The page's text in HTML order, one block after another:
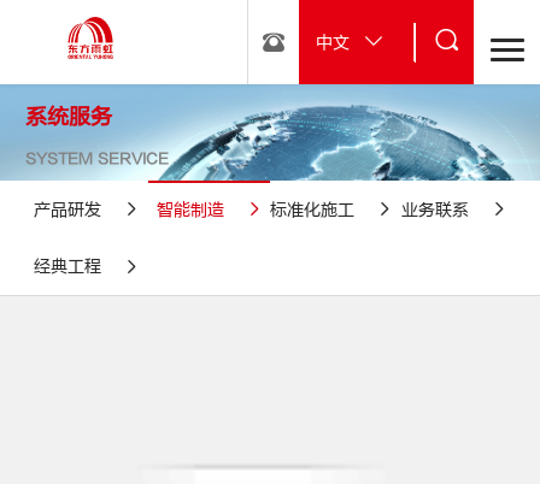
中文
系统服务
SYSTEM SERVICE
产品研发 智能制造 标准化施工 业务联系
经典工程